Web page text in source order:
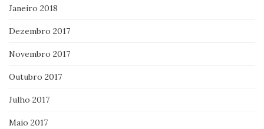
Janeiro 2018
Dezembro 2017
Novembro 2017
Outubro 2017
Julho 2017
Maio 2017